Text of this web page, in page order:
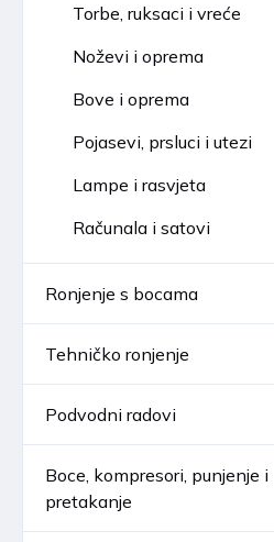
Torbe, ruksaci i vreće
Noževi i oprema
Bove i oprema
Pojasevi, prsluci i utezi
Lampe i rasvjeta
Računala i satovi
Ronjenje s bocama
Tehničko ronjenje
Podvodni radovi
Boce, kompresori, punjenje i
pretakanje